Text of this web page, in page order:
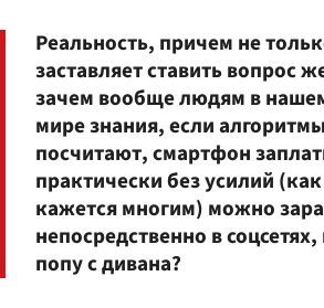
Реальность, причем не
заставляет ставить вопрос
зачем вообще людям в
мире знания, если
посчитают, смартфон
практически без усилий
кажется многим) можно
непосредственно в
попу с дивана?